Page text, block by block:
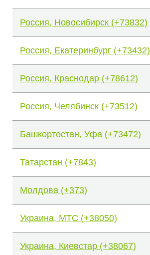
Россия, Новосибирск (+73832)
Россия, Екатеринбург (+73432)
Россия, Краснодар (+78612)
Россия, Челябинск (+73512)
Башкортостан, Уфа (+73472)
Татарстан (+7843)
Молдова (+373)
Украина, МТС (+38050)
Украина, Киевстар (+38067)